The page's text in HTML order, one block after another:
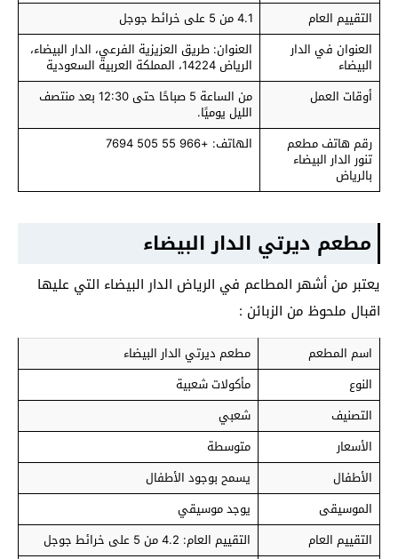
التقييم العام
4.1 من 5 على خرائط جوجل
العنوان في الدار
البيضاء
العنوان: طريق العزيزية الفرعي، الدار البيضاء،
الرياض 14224، المملكة العربية السعودية
أوقات العمل
من الساعة 5 صباحًا حتى 12:30 بعد منتصف
الليل يوميًا.
رقم هاتف مطعم
تنور الدار البيضاء
بالرياض
الهاتف: +966 55 505 7694
مطعم ديرتي الدار البيضاء
يعتبر من أشهر المطاعم في الرياض الدار البيضاء التي عليها
اقبال ملحوظ من الزبائن :
اسم المطعم
مطعم ديرتي الدار البيضاء
النوع
مأكولات شعبية
التصنيف
شعبي
الأسعار
متوسطة
الأطفال
يسمح بوجود الأطفال
الموسيقى
يوجد موسيقي
التقييم العام
التقييم العام: 4.2 من 5 على خرائط جوجل